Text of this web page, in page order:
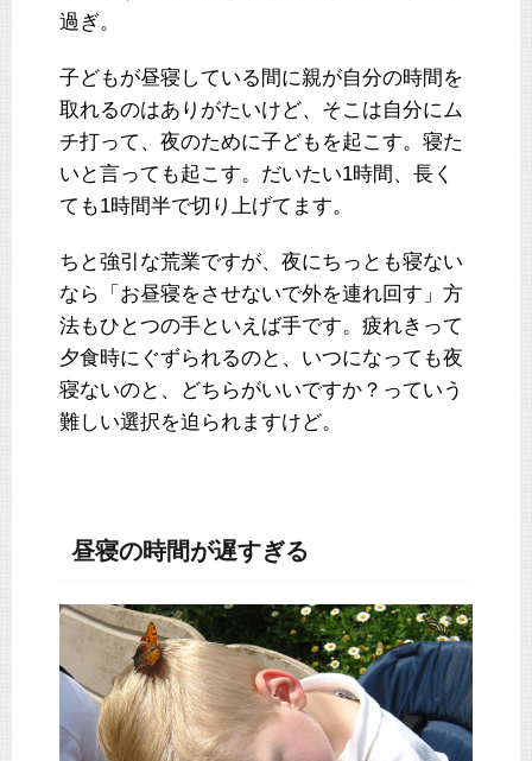
過ぎ。
子どもが昼寝している間に親が自分の時間を
取れるのはありがたいけど、そこは自分にム
チ打って、夜のために子どもを起こす。寝た
いと言っても起こす。だいたい1時間、長く
ても1時間半で切り上げてます。
ちと強引な荒業ですが、夜にちっとも寝ない
なら「お昼寝をさせないで外を連れ回す」方
法もひとつの手といえば手です。疲れきって
夕食時にぐずられるのと、いつになっても夜
寝ないのと、どちらがいいですか？っていう
難しい選択を迫られますけど。
昼寝の時間が遅すぎる